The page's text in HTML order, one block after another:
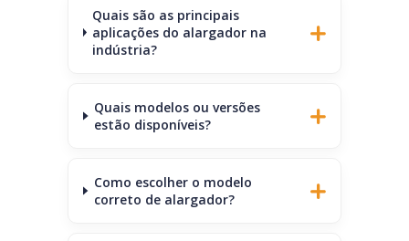
Quais são as principais
aplicações do alargador na
indústria?
Quais modelos ou versões
estão disponíveis?
Como escolher o modelo
correto de alargador?